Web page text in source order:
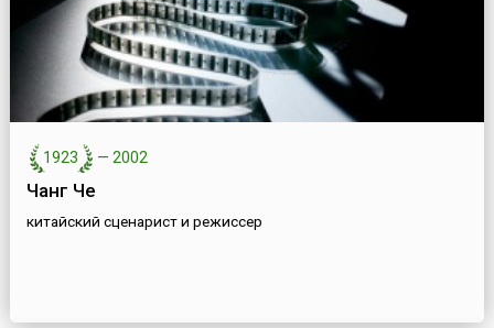
1923 — 2002
Чанг Че
китайский сценарист и режиссер